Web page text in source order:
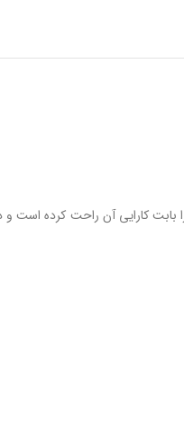
به قیمت ثابت کرده است. همینطور با استفاده از سیم پیچ ۱۰۰ درصد مس